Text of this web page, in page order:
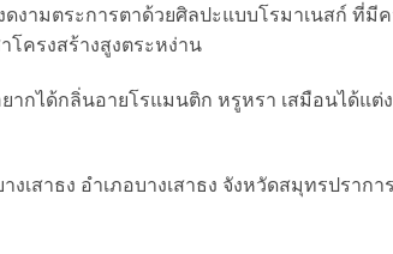
งามตระการตาด้วยศิลปะแบบโรมาเนสก์ ที่มี
โครงสร้างสูงตระหง่าน
กได้กลิ่นอายโรแมนติก หรูหรา เสมือนได้แต่
สาธง อำเภอบางเสาธง จังหวัดสมุทรปรากา